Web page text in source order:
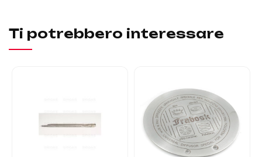
Ti potrebbero interessare